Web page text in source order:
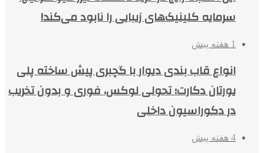
سرمایه کلینیک‌های زیبایی را نابود می‌کند!
1 هفته پیش
انواع قاب بندی دیوار با گچبری پیش ساخته پلی
یورتان دکارت؛ تحولی لوکس، فوری و بدون تخریب
در دکوراسیون داخلی
4 هفته پیش